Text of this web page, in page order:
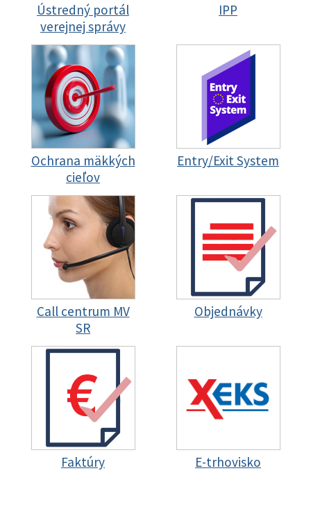
Ústredný portál
verejnej správy
IPP
Ochrana mäkkých
cieľov
Entry/Exit System
Call centrum MV
SR
Objednávky
Faktúry E-trhovisko